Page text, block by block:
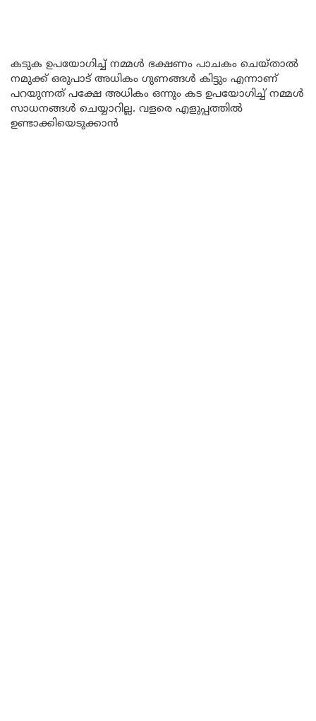
കടുക ഉപയോഗിച്ച് നമ്മൾ ഭക്ഷണം പാചകം ചെയ്താൽ
നമുക്ക് ഒരുപാട് അധികം ഗുണങ്ങൾ കിട്ടും എന്നാണ്
പറയുന്നത് പക്ഷേ അധികം ഒന്നും കട ഉപയോഗിച്ച് നമ്മൾ
സാധനങ്ങൾ ചെയ്യാറില്ല. വളരെ എളുപ്പത്തിൽ
ഉണ്ടാക്കിയെടുക്കാൻ